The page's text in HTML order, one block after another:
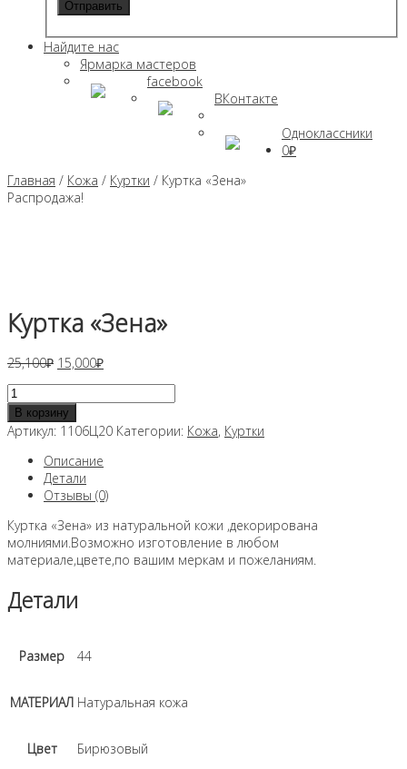
Найдите нас
Ярмарка мастеров
facebook
ВКонтакте
Одноклассники
0₽
Главная / Кожа / Куртки / Куртка «Зена»
Распродажа!
Куртка «Зена»
25,100₽ Первоначальная
25,100₽.
15,000₽Текущая
Количество
товара
Куртка
"Зена"
В корзину
Артикул: 1106Ц20 Категории: Кожа, Куртки
Описание
Детали
Отзывы (0)
Куртка «Зена» из натуральной кожи ,декорирована
молниями.Возможно изготовление в любом
материале,цвете,по вашим меркам и пожеланиям.
Детали
Размер 44
МАТЕРИАЛ Натуральная кожа
Цвет Бирюзовый